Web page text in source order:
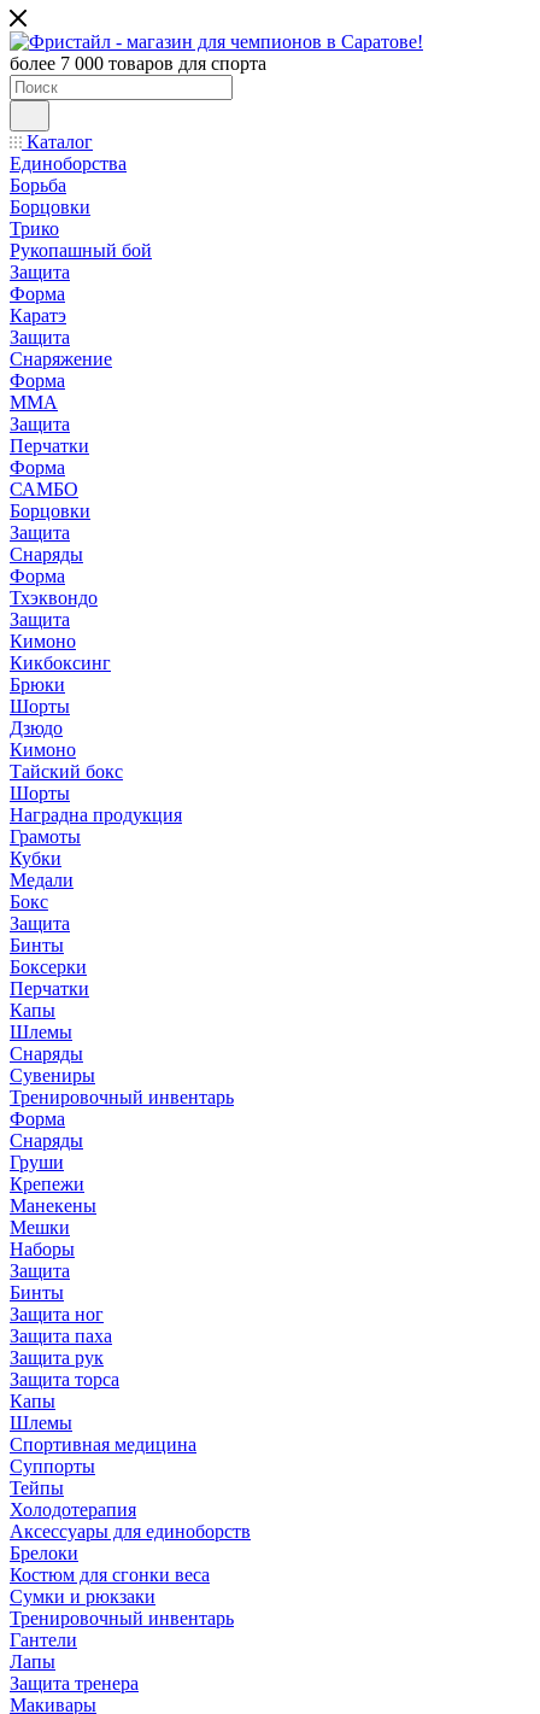
более 7 000 товаров для спорта
Каталог
Единоборства
Борьба
Борцовки
Трико
Рукопашный бой
Защита
Форма
Каратэ
Защита
Снаряжение
Форма
ММА
Защита
Перчатки
Форма
САМБО
Борцовки
Защита
Снаряды
Форма
Тхэквондо
Защита
Кимоно
Кикбоксинг
Брюки
Шорты
Дзюдо
Кимоно
Тайский бокс
Шорты
Наградна продукция
Грамоты
Кубки
Медали
Бокс
Защита
Бинты
Боксерки
Перчатки
Капы
Шлемы
Снаряды
Сувениры
Тренировочный инвентарь
Форма
Снаряды
Груши
Крепежи
Манекены
Мешки
Наборы
Защита
Бинты
Защита ног
Защита паха
Защита рук
Защита торса
Капы
Шлемы
Спортивная медицина
Суппорты
Тейпы
Холодотерапия
Аксессуары для единоборств
Брелоки
Костюм для сгонки веса
Сумки и рюкзаки
Тренировочный инвентарь
Гантели
Лапы
Защита тренера
Макивары